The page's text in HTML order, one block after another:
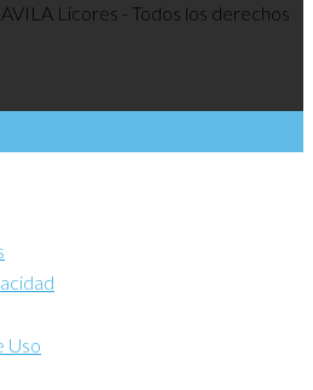
Licores - Todos los derechos
Uso